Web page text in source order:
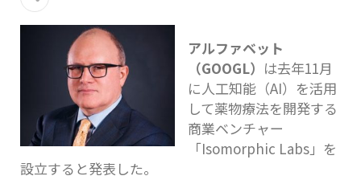
アルファベット
（GOOGL） は去年11月
に人工知能（AI）を活用
して薬物療法を開発する
商業ベンチャー
「Isomorphic Labs」を
設立すると発表した。